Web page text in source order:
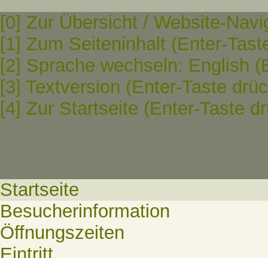
[0] Zur Übersicht / Website-
[1] Zum Seiteninhalt (Enter-
[2] Sprache wechseln: English
[3] Textversion (Enter-Taste
[4] Zur Startseite (Enter-Taste
Startseite
Besucherinformation
Öffnungszeiten